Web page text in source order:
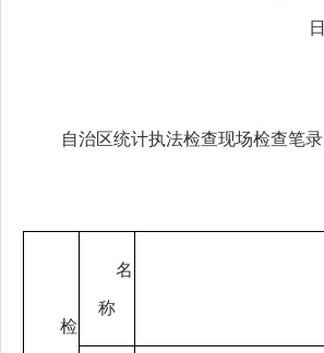
日
自治区统计执法检查现场检查笔录
检
名
称